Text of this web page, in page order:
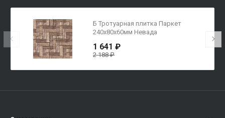
Б Тротуарная плитка Паркет
240x80x60мм Невада
1 641 ₽
2 188 ₽